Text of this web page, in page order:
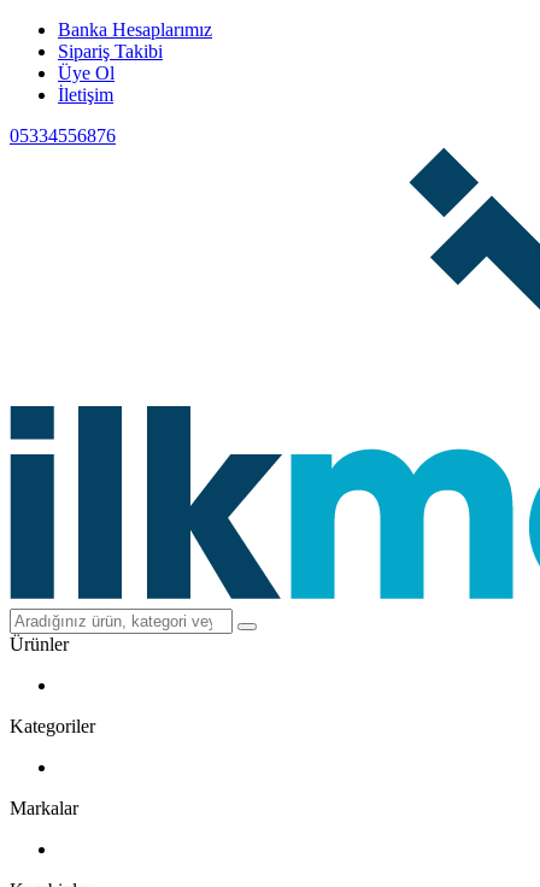
Banka Hesaplarımız
Sipariş Takibi
Üye Ol
İletişim
05334556876
Ürünler
Kategoriler
Markalar